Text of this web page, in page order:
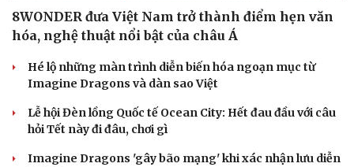
8WONDER đưa Việt Nam trở thành điểm hẹn văn
hóa, nghệ thuật nổi bật của châu Á
Hé lộ những màn trình diễn biến hóa ngoạn mục từ
Imagine Dragons và dàn sao Việt
Lễ hội Đèn lồng Quốc tế Ocean City: Hết đau đầu với câu
hỏi Tết này đi đâu, chơi gì
Imagine Dragons 'gây bão mạng' khi xác nhận lưu diễn